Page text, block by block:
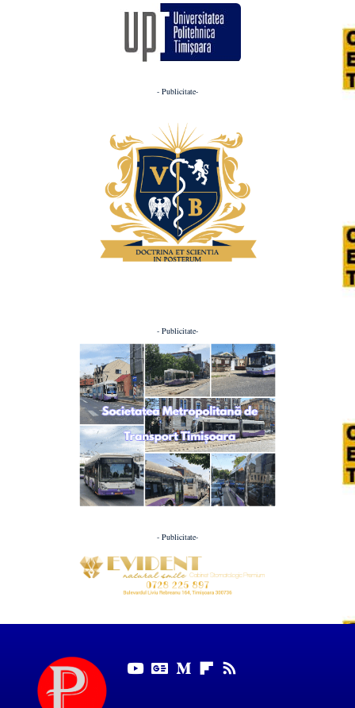
- Publicitate-
- Publicitate-
- Publicitate-